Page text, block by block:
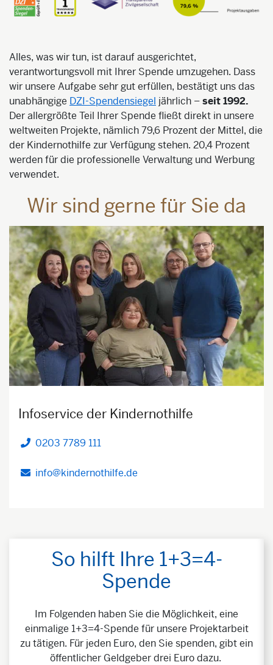
Alles, was wir tun, ist darauf ausgerichtet,
verantwortungsvoll mit Ihrer Spende umzugehen. Dass
wir unsere Aufgabe sehr gut erfüllen, bestätigt uns das
unabhängige DZI-Spendensiegel jährlich –seit 1992.
Der allergrößte Teil Ihrer Spende fließt direkt in unsere
weltweiten Projekte, nämlich 79,6 Prozent der Mittel, die
der Kindernothilfe zur Verfügung stehen. 20,4 Prozent
werden für die professionelle Verwaltung und Werbung
verwendet.
Wir sind gerne für Sie da
Infoservice der Kindernothilfe
Telefon
0203 7789 111
info@kindernothilfe.de
So hilft Ihre 1+3=4-
Spende
Im Folgenden haben Sie die Möglichkeit, eine
einmalige 1+3=4-Spende für unsere Projektarbeit
zu tätigen. Für jeden Euro, den Sie spenden, gibt ein
öffentlicher Geldgeber drei Euro dazu.